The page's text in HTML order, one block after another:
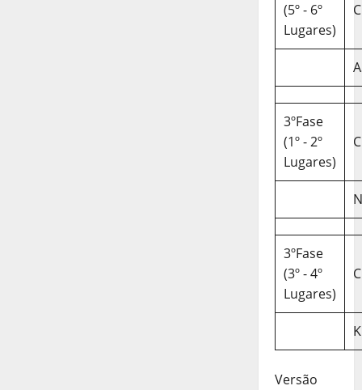
(5º - 6º
Lugares)
3ºFase
(1º - 2º
Lugares)
3ºFase
(3º - 4º
Lugares)
Versão